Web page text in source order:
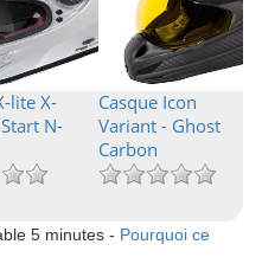
lite X-
N-
Casque Icon
Variant - Ghost
Carbon
5 minutes - Pourquoi ce